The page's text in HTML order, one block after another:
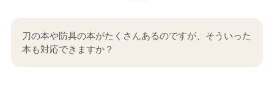
刀の本や防具の本がたくさんあるのですが、そういった
本も対応できますか？